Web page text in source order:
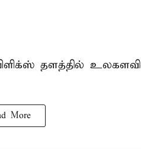
தளத்தில்
More